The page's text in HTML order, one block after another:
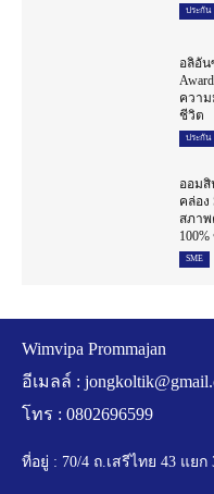
ประกัน
อลิอัน
ความ
ชีวิต
ประกัน
ออมสิ
คล่อง
สภาพ
SME
Wimvipa Prommajan
อีเมลล์ :
โทร : 0802696599
ที่อยู่ : 70/4 ถ.เสรีไทย 43 แย